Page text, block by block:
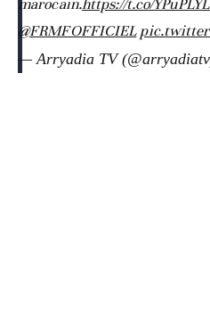
marocain.https://t.co/
@FRMFOFFICIEL
— Arryadia TV